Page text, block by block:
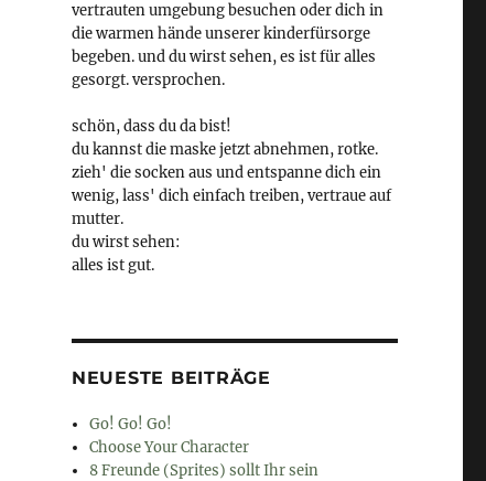
vertrauten umgebung besuchen oder dich in
die warmen hände unserer kinderfürsorge
begeben. und du wirst sehen, es ist für alles
gesorgt. versprochen.
schön, dass du da bist!
du kannst die maske jetzt abnehmen, rotke.
zieh' die socken aus und entspanne dich ein
wenig, lass' dich einfach treiben, vertraue auf
mutter.
du wirst sehen:
alles ist gut.
NEUESTE BEITRÄGE
Go! Go! Go!
Choose Your Character
8 Freunde (Sprites) sollt Ihr sein